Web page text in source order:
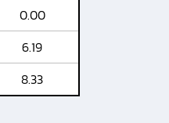
0.00
6.19
8.33